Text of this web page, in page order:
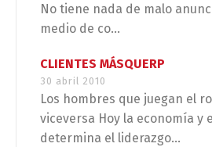
No tiene nada de malo
medio de co...
CLIENTES MÁSQUERP
30 abril 2010
Los hombres que juegan el
viceversa Hoy la economía y
determina el liderazgo...